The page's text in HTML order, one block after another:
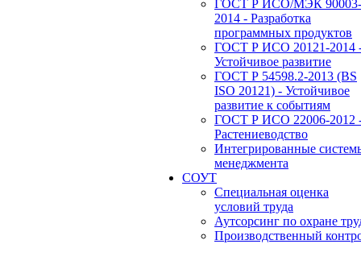
ГОСТ Р ИСО/МЭК 90003-
2014 - Разработка
программных продуктов
ГОСТ Р ИСО 20121-2014
Устойчивое развитие
ГОСТ Р 54598.2-2013 (BS
ISO 20121) - Устойчивое
развитие к событиям
ГОСТ Р ИСО 22006-2012
Растениеводство
Интегрированные
менеджмента
СОУТ
Специальная оценка
условий труда
Аутсорсинг по охране
Производственный